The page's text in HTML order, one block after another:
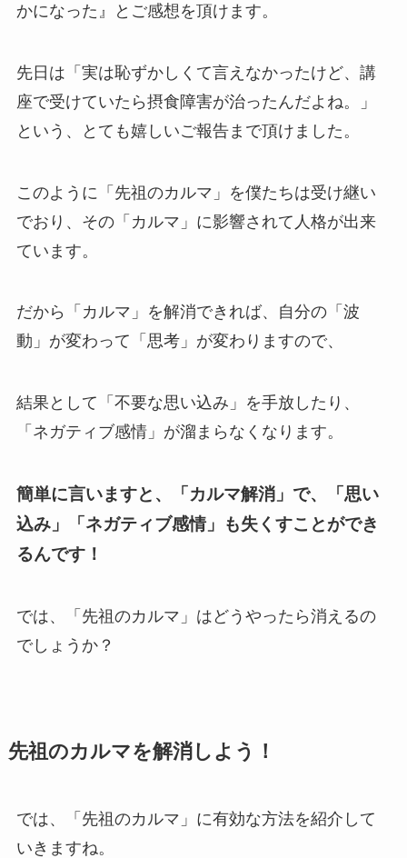
かになった』とご感想を頂けます。
先日は「実は恥ずかしくて言えなかったけど、講
座で受けていたら摂食障害が治ったんだよね。」
という、とても嬉しいご報告まで頂けました。
このように「先祖のカルマ」を僕たちは受け継い
でおり、その「カルマ」に影響されて人格が出来
ています。
だから「カルマ」を解消できれば、自分の「波
動」が変わって「思考」が変わりますので、
結果として「不要な思い込み」を手放したり、
「ネガティブ感情」が溜まらなくなります。
簡単に言いますと、「カルマ解消」で、「思い
込み」「ネガティブ感情」も失くすことができ
るんです！
では、「先祖のカルマ」はどうやったら消えるの
でしょうか？
先祖のカルマを解消しよう！
では、「先祖のカルマ」に有効な方法を紹介して
いきますね。